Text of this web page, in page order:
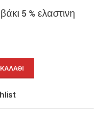
5 % ελαστινη